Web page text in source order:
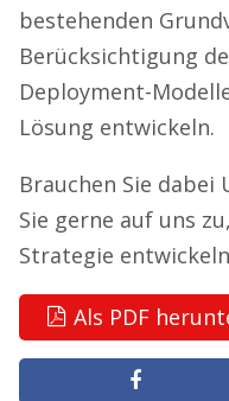
bestehenden
Berücksichtigung
Deployment-
Lösung entwickeln.
Brauchen Sie
Sie gerne auf uns
Strategie
Als PDF